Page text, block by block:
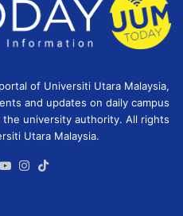
of Universiti Utara Malaysia,
and updates on daily campus
university authority. All rights
Utara Malaysia.
X YouTubeInstagram